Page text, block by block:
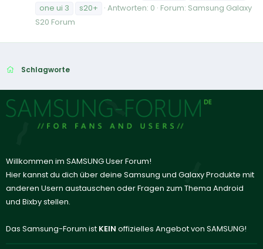
one ui 3
s20+ Antworten: 0 Forum: Samsung Galaxy
S20 Forum
Schlagworte
Willkommen im SAMSUNG User Forum!
Hier kannst du dich über deine Samsung und Galaxy Produkte mit
anderen Usern austauschen oder Fragen zum Thema Android
und Bixby stellen.
Das Samsung-Forum ist KEIN offizielles Angebot von SAMSUNG!